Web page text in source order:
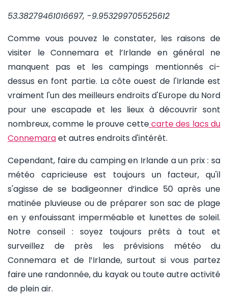
53.38279461016697, -9.953299705525612
Comme vous pouvez le constater, les raisons de
visiter le Connemara et l’Irlande en général ne
manquent pas et les campings mentionnés ci-
dessus en font partie. La côte ouest de l'Irlande est
vraiment l'un des meilleurs endroits d'Europe du Nord
pour une escapade et les lieux à découvrir sont
nombreux, comme le prouve cettecarte des lacs du
Connemaraet autres endroits d'intérêt.
Cependant, faire du camping en Irlande a un prix : sa
météo capricieuse est toujours un facteur, qu'il
s'agisse de se badigeonner d’indice 50 après une
matinée pluvieuse ou de préparer son sac de plage
en y enfouissant imperméable et lunettes de soleil.
Notre conseil : soyez toujours prêts à tout et
surveillez de près les prévisions météo du
Connemara et de l’Irlande, surtout si vous partez
faire une randonnée, du kayak ou toute autre activité
de plein air.